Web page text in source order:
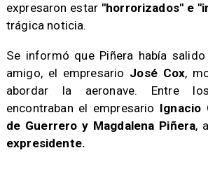
expresaron estar "horrorizados" e
trágica noticia.
​Se informó que Piñera había
amigo, el empresario José Cox,
abordar la aeronave. Entre
encontraban el empresario Ignacio
de Guerrero y Magdalena Piñera,
expresidente.